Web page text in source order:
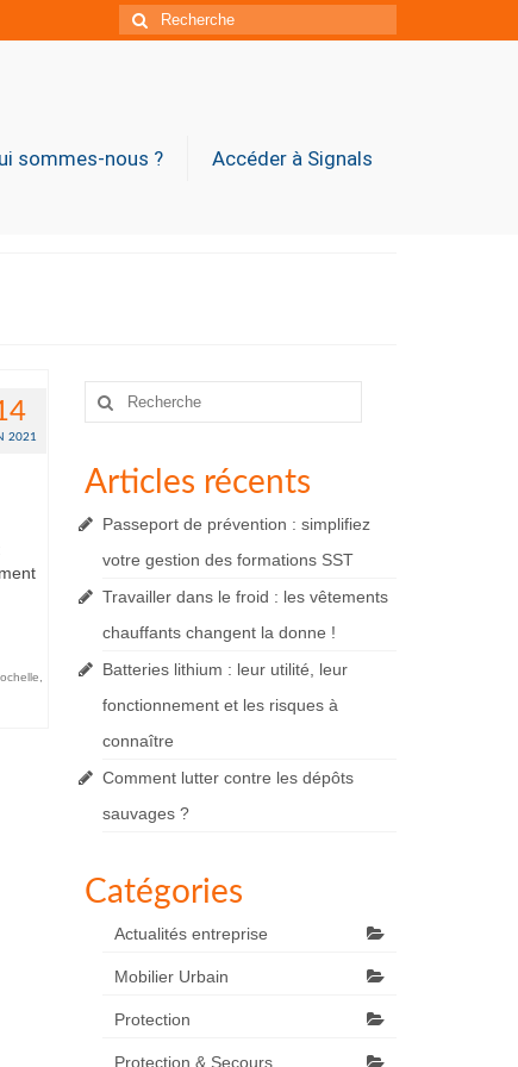
Rechercher
:
sommes-nous ? Accéder à Signals
2021
Rechercher
Articles récents
Passeport de prévention : simplifiez
votre gestion des formations SST
Travailler dans le froid : les vêtements
chauffants changent la donne !
Batteries lithium : leur utilité, leur
fonctionnement et les risques à
connaître
Comment lutter contre les dépôts
sauvages ?
Catégories
Actualités entreprise
Mobilier Urbain
Protection
Protection & Secours